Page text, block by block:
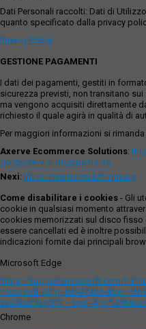
Dati Personali raccolti: Dati di
quanto specificato dalla privacy
Privacy Policy
GESTIONE PAGAMENTI
I dati dei pagamenti, gestiti in
sicurezza previsti, non transitano
ma vengono acquisiti direttamente
richiesto il quale agirà in qualità di
Per maggiori informazioni si
Axerve Ecommerce Solutions:
policy/servizi-di-pagamento
Nexi: https://www.nexi.it/it/privacy
Come disabilitare i cookies - Gli
cookie in qualsiasi momento
cookies memorizzati sul disco
essere cancellati ed è inoltre
indicazioni fornite dai principali
Microsoft Edge
https://support.microsoft.com/it-it/
microsoft-edge-63947406-40ac-
Chrome